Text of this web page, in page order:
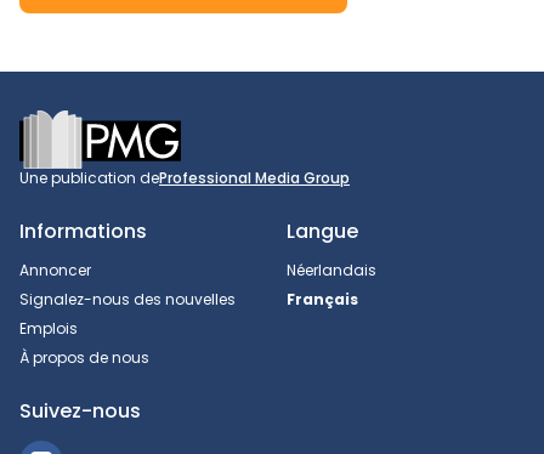
Footer
Une publication deProfessional Media Group
Informations
Annoncer
Signalez-nous des nouvelles
Emplois
À propos de nous
Langue
Néerlandais
Français
Suivez-nous